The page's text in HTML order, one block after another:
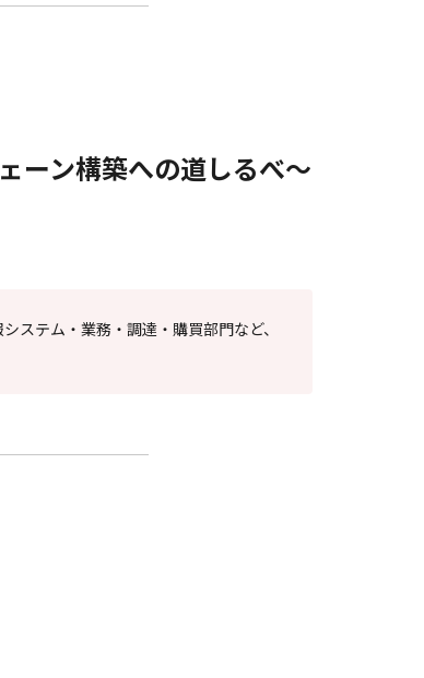
ーン構築への道しるべ〜
ステム・業務・調達・購買部門など、